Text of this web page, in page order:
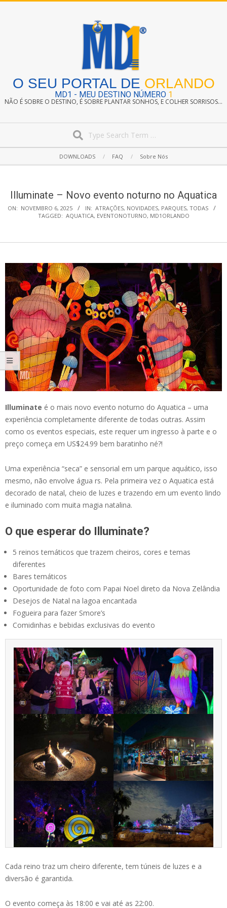
O SEU PORTAL DE ORLANDO
MD1 - MEU DESTINO NÚMERO 1
NÃO É SOBRE O DESTINO, É SOBRE PLANTAR SONHOS, E COLHER SORRISOS...
Navigation
DOWNLOADS FAQ Sobre Nós
Illuminate – Novo evento noturno no Aquatica
ON: NOVEMBRO 6, 2025 IN: ATRAÇÕES, NOVIDADES, PARQUES, TODAS
TAGGED: AQUATICA, EVENTONOTURNO, MD1ORLANDO
Illuminate é o mais novo evento noturno do Aquatica – uma
experiência completamente diferente de todas outras. Assim
como os eventos especiais, este requer um ingresso à parte e o
preço começa em US$24.99 bem baratinho né?!
Uma experiência “seca” e sensorial em um parque aquático, isso
mesmo, não envolve água rs. Pela primeira vez o Aquatica está
decorado de natal, cheio de luzes e trazendo em um evento lindo
e iluminado com muita magia natalina.
O que esperar do Illuminate?
5 reinos temáticos que trazem cheiros, cores e temas
diferentes
Bares temáticos
Oportunidade de foto com Papai Noel direto da Nova Zelândia
Desejos de Natal na lagoa encantada
Fogueira para fazer Smore’s
Comidinhas e bebidas exclusivas do evento
Cada reino traz um cheiro diferente, tem túneis de luzes e a
diversão é garantida.
O evento começa às 18:00 e vai até as 22:00.